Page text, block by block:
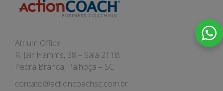
Atrium Office
R. Jair Hamms, 38 – Sala 211B
Pedra Branca, Palhoça – SC
contato@actioncoachsc.com.br